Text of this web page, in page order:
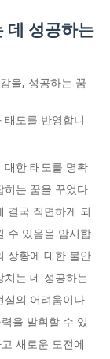
데 성공하는
을, 성공하는 꿈
태도를 반영합니
대한 태도를 명확
히는 꿈을 꾸었다
결국 직면하게 되
수 있음을 암시합
상황에 대한 불안
치는 데 성공하는
실의 어려움이나
을 발휘할 수 있
새로운 도전에